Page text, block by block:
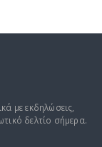
με εκδηλώσεις,
δελτίο σήμερα.